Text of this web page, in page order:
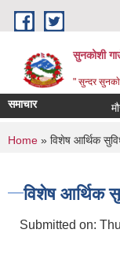
Skip to main content
सुनकोशी
" सुन्दर
समाचार
You are
Home » विशेष आर्थिक
विशेष आर्थिक
Submitted on: